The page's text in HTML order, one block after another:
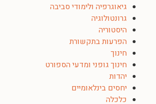
גיאוגרפיה ולימודי סביבה
גרונטולוגיה
היסטוריה
הפרעות בתקשורת
חינוך
חינוך גופני ומדעי הספורט
יהדות
יחסים בינלאומיים
כלכלה